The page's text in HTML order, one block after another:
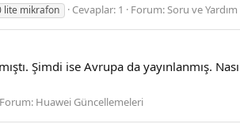
lite mikrafon Cevaplar: 1 Forum:Soru ve
Şimdi ise Avrupa da yayınlanmış.
Forum: Huawei Güncellemeleri